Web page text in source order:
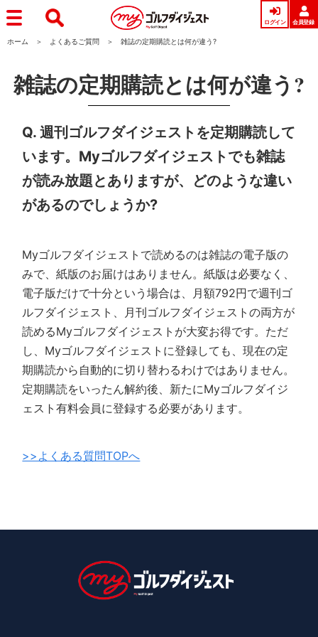
ログイン 会員登録
ホーム よくあるご質問 雑誌の定期購読とは何が違う?
雑誌の定期購読とは何が違う?
Q. 週刊ゴルフダイジェストを定期購読して
います。Myゴルフダイジェストでも雑誌
が読み放題とありますが、どのような違い
があるのでしょうか?
Myゴルフダイジェストで読めるのは雑誌の電子版の
みで、紙版のお届けはありません。紙版は必要なく、
電子版だけで十分という場合は、月額792円で週刊ゴ
ルフダイジェスト、月刊ゴルフダイジェストの両方が
読めるMyゴルフダイジェストが大変お得です。ただ
し、Myゴルフダイジェストに登録しても、現在の定
期購読から自動的に切り替わるわけではありません。
定期購読をいったん解約後、新たにMyゴルフダイジ
ェスト有料会員に登録する必要があります。
>>よくある質問TOPへ